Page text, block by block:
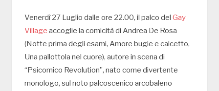
Venerdì 27 Luglio dalle ore 22.00, il palco del Gay
Village accoglie la comicità di Andrea De Rosa
(Notte prima degli esami, Amore bugie e calcetto,
Una pallottola nel cuore), autore in scena di
“Psicomico Revolution”, nato come divertente
monologo, sul noto palcoscenico arcobaleno